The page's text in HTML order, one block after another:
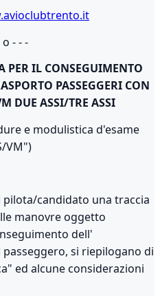
o - - -
PER IL CONSEGUIMENTO
PASSEGGERI CON
DUE ASSI/TRE ASSI
e modulistica d'esame
VM")
candidato una traccia
manovre oggetto
dell'
si riepilogano di
ed alcune considerazioni